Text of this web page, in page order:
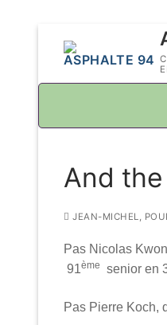
And
JEAN-MICHEL,
Pas Nicolas
91ème senior en
Pas Pierre Koch,